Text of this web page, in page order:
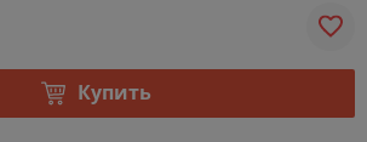
Купить